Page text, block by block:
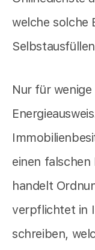
welche solche
Nur für
einen falschen
handelt
verpflichtet in
schreiben,